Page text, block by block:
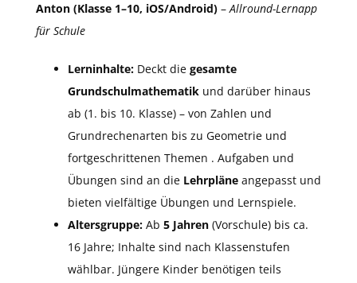
Anton (Klasse 1–10, iOS/Android) –Allround-Lernapp
für Schule
Lerninhalte: Deckt die gesamte
Grundschulmathematik und darüber hinaus
ab (1. bis 10. Klasse) – von Zahlen und
Grundrechenarten bis zu Geometrie und
fortgeschrittenen Themen . Aufgaben und
Übungen sind an die Lehrpläne angepasst und
bieten vielfältige Übungen und Lernspiele.
Altersgruppe: Ab 5 Jahren (Vorschule) bis ca.
16 Jahre; Inhalte sind nach Klassenstufen
wählbar. Jüngere Kinder benötigen teils